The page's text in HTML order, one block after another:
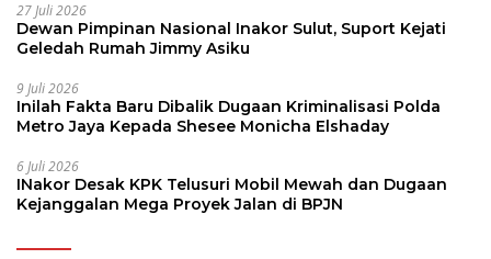
27 Juli 2026
Dewan Pimpinan Nasional Inakor Sulut, Suport Kejati
Geledah Rumah Jimmy Asiku
9 Juli 2026
Inilah Fakta Baru Dibalik Dugaan Kriminalisasi Polda
Metro Jaya Kepada Shesee Monicha Elshaday
6 Juli 2026
INakor Desak KPK Telusuri Mobil Mewah dan Dugaan
Kejanggalan Mega Proyek Jalan di BPJN